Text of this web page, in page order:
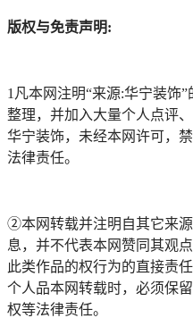
版权与免责声明:
1凡本网注明“来源:华宁装饰
整理，并加入大量个人点评
华宁装饰，未经本网许可，
法律责任。
②本网转载并注明自其它来
息，并不代表本网赞同其观
此类作品的权行为的直接责
个人品本网转载时，必须保
权等法律责任。